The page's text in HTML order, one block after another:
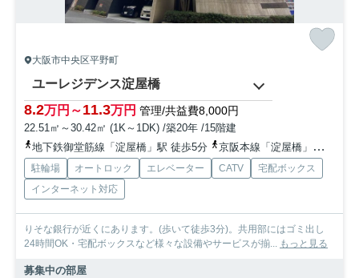
大阪市中央区平野町
ユーレジデンス淀屋橋
8.2万円～11.3万円 管理/共益費8,000円
22.51㎡～30.42㎡ (1K～1DK) /築20年 /15階建
地下鉄御堂筋線「淀屋橋」駅 徒歩5分
京阪本線「淀屋橋」駅 徒歩8分
駐輪場 オートロック エレベーター CATV
宅配ボックス
インターネット対応
りそな銀行が近くにあります。(歩いて徒歩3分)。共用部にはゴミ出し
24時間OK・宅配ボックスなど様々な設備やサービスが揃... もっと見る
募集中の部屋